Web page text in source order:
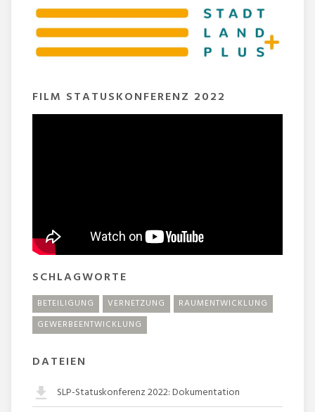
FILM STATUSKONFERENZ 2022
SCHLAGWORTE
BETEILIGUNG VERNETZUNG
RAUMENTWICKLUNG
GEWERBEENTWICKLUNG
DATEIEN
SLP-Statuskonferenz 2022: Dokumentation